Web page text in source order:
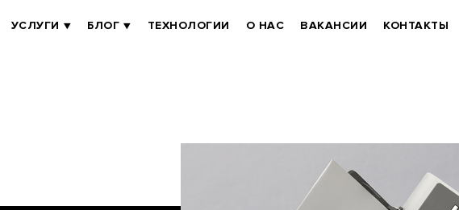
УСЛУГИ БЛОГ ТЕХНОЛОГИИ О НАС ВАКАНСИИ КОНТАКТЫ